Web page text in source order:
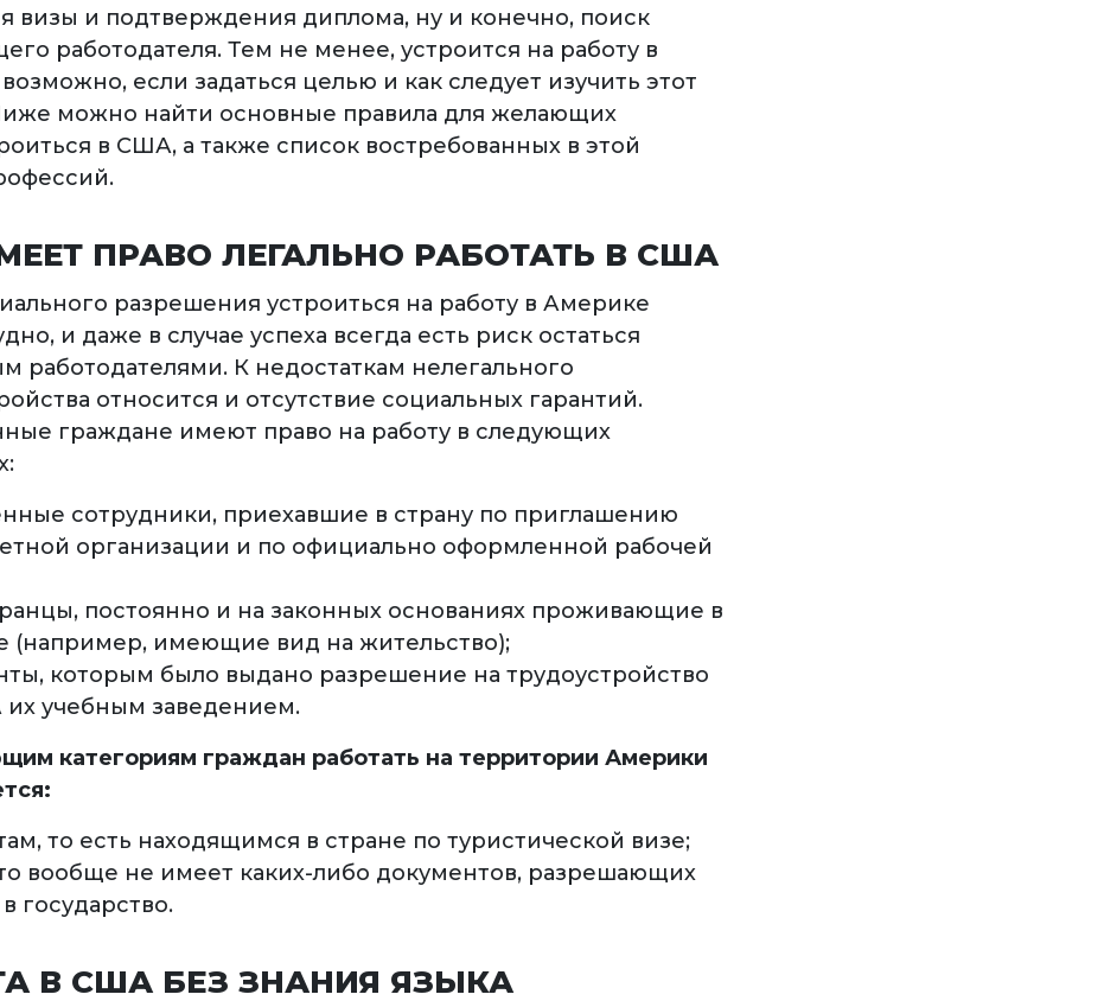
визы и подтверждения диплома, ну и конечно, поиск
работодателя. Тем не менее, устроится на работу в
если задаться целью и как следует изучить этот
можно найти основные правила для желающих
в США, а также список востребованных в этой
ПРАВО ЛЕГАЛЬНО РАБОТАТЬ В США
разрешения устроиться на работу в Америке
и даже в случае успеха всегда есть риск остаться
работодателями. К недостаткам нелегального
относится и отсутствие социальных гарантий.
граждане имеют право на работу в следующих
сотрудники, приехавшие в страну по приглашению
организации и по официально оформленной рабочей
постоянно и на законных основаниях проживающие в
(например, имеющие вид на жительство);
которым было выдано разрешение на трудоустройство
учебным заведением.
категориям граждан работать на территории Америки
то есть находящимся в стране по туристической визе;
вообще не имеет каких-либо документов, разрешающих
государство.
В США БЕЗ ЗНАНИЯ ЯЗЫКА